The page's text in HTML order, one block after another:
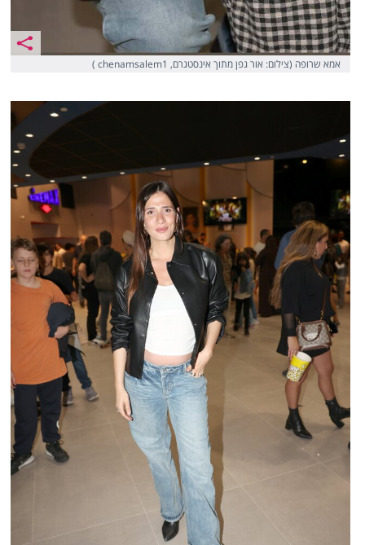
אמא שרופה (צילום: אור גפן מתוך אינסטגרם, chenamsalem1 )